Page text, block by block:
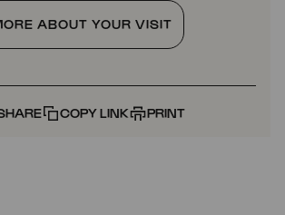
ABOUT YOUR VISIT
COPY LINK PRINT